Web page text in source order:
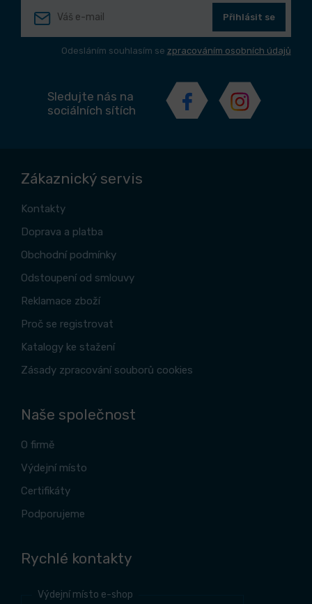
Přihlásit se
Odesláním souhlasím se zpracováním osobních údajů
Sledujte nás na
sociálních sítích
Zákaznický servis
Kontakty
Doprava a platba
Obchodní podmínky
Odstoupení od smlouvy
Reklamace zboží
Proč se registrovat
Katalogy ke stažení
Zásady zpracování souborů cookies
Naše společnost
O firmě
Výdejní místo
Certifikáty
Podporujeme
Rychlé kontakty
Výdejní místo e-shop